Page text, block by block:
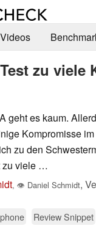
Videos
zu
geht es kaum.
Kompromisse
zu den
zu viele …
, 👁 Daniel Schmidt,
Review Snippet